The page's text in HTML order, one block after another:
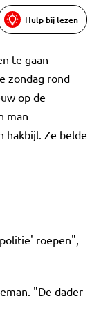
Hulp bij lezen
te gaan
zondag rond
op de
man
hakbijl. Ze belde
roepen",
"De dader